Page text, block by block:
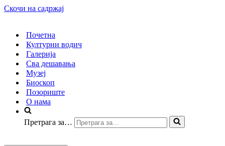
Скочи на садржај
Почетна
Културни водич
Галерија
Сва дешавања
Музеј
Биоскоп
Позориште
О нама
Претрага за…